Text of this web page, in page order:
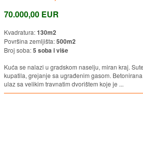
70.000,00 EUR
Kvadratura:130m2
Površina zemljišta:500m2
Broj soba:5 soba i više
Kuća se nalazi u gradskom naselju, miran kraj.
kupatila, grejanje sa ugrađenim gasom.
ulaz sa velikim travnatim dvorištem koje je ...